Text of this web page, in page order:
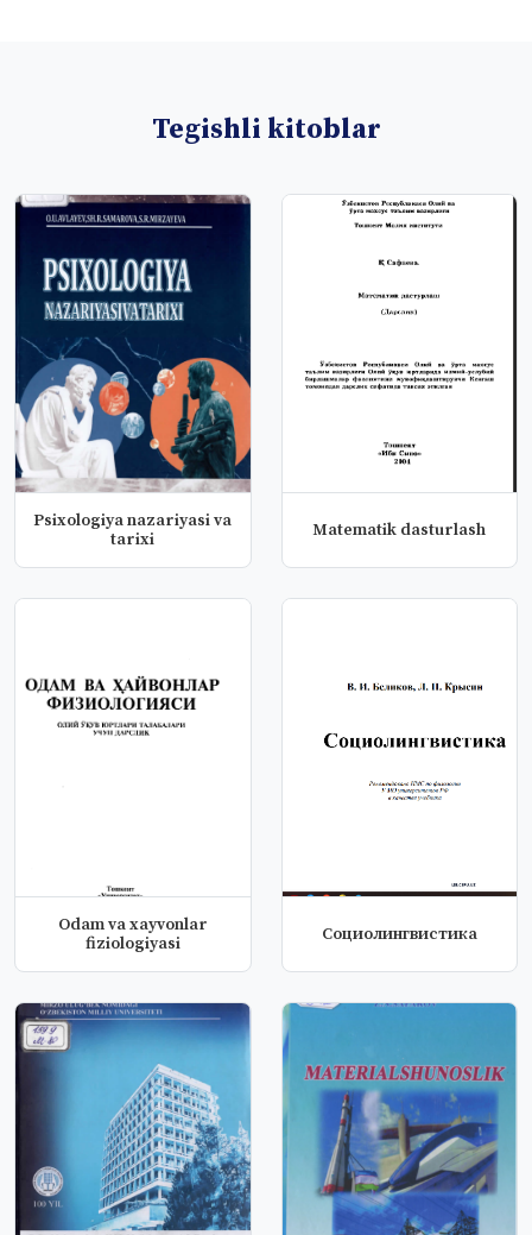
Tegishli kitoblar
Psixologiya nazariyasi va
tarixi
Matematik dasturlash
Odam va xayvonlar
fiziologiyasi
Социолингвистика